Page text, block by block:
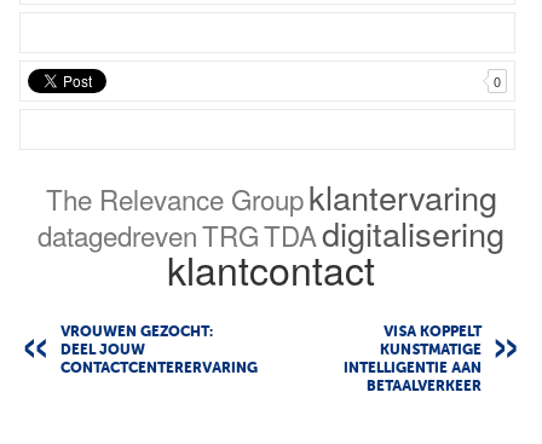
0
The Relevance Groupklantervaring
datagedrevenTRGTDAdigitalisering
klantcontact
VROUWEN GEZOCHT:
DEEL JOUW
CONTACTCENTERERVARING
VISA KOPPELT
KUNSTMATIGE
INTELLIGENTIE AAN
BETAALVERKEER